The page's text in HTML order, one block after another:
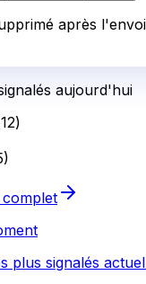
après
aujourd'hui
12)
)
plus signalés